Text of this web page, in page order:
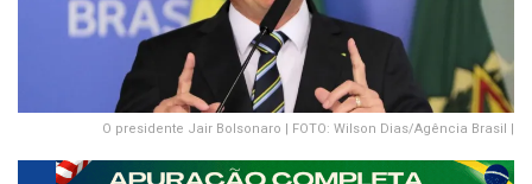
O presidente Jair Bolsonaro | FOTO: Wilson Dias/Agência Brasil |